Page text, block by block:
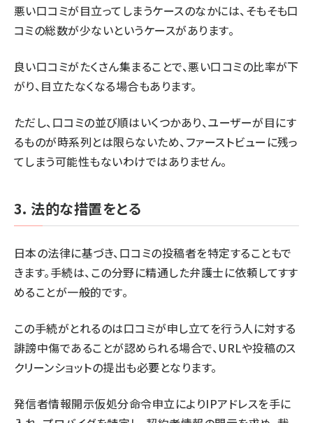
悪い口コミが目立ってしまうケースのなかには、そもそも口
コミの総数が少ないというケースがあります。
良い口コミがたくさん集まることで、悪い口コミの比率が下
がり、目立たなくなる場合もあります。
ただし、口コミの並び順はいくつかあり、ユーザーが目にす
るものが時系列とは限らないため、ファーストビューに残っ
てしまう可能性もないわけではありません。
3. 法的な措置をとる
日本の法律に基づき、口コミの投稿者を特定することもで
きます。手続は、この分野に精通した弁護士に依頼してすす
めることが一般的です。
この手続がとれるのは口コミが申し立てを行う人に対する
誹謗中傷であることが認められる場合で、URLや投稿のス
クリーンショットの提出も必要となります。
発信者情報開示仮処分命令申立によりIPアドレスを手に